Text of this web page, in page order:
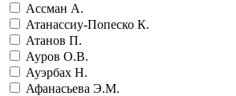
Ассман А.
Атанассиу-Попеско К.
Атанов П.
Ауров О.В.
Ауэрбах Н.
Афанасьева Э.М.